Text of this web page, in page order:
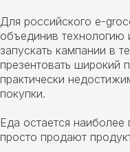
Для российского e-
объединив
запускать кампании в
презентовать широкий
практически
покупки.
Еда остается
просто продают